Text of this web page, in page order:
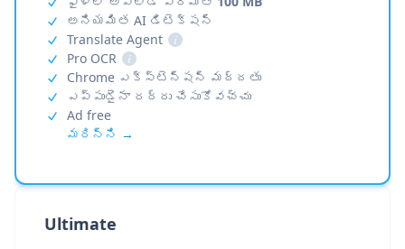
అనియమిత AI డిటెక్షన్
Translate Agent
i
Pro OCR
i
Chrome ఎక్స్‌టెన్షన్ మద్దతు
ఎప్పుడైనా రద్దు చేసుకోవచ్చు
Ad free
మరిన్ని →
Ultimate